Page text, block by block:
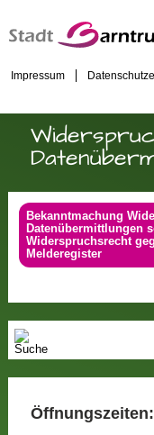
Impressum
Bekanntmachung
Datenübermittlungen
Widerspruchsrecht
Melderegister
Öffnungszeiten: